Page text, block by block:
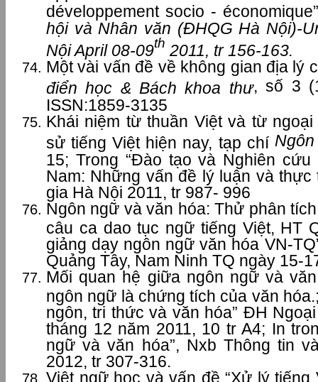
développement socio -
hội và Nhân văn (ĐHQG Hà Nội)-
Nội April 08-09th 2011, tr 156-163.
Một vài vấn đề về không gian địa lý
điển học & Bách khoa thư, số 3
ISSN:1859-3135
Khái niệm từ thuần Việt và từ
sử tiếng Việt hiện nay, tạp chí
15; Trong “Đào tạo và Nghiên
Nam: Những vấn đề lý luận và thực
gia Hà Nội 2011, tr 987- 996
Ngôn ngữ và văn hóa: Thử phân
câu ca dao tục ngữ tiếng Việt, HT
giảng dạy ngôn ngữ văn hóa VN-
Quảng Tây, Nam Ninh TQ ngày 15-
Mối quan hệ giữa ngôn ngữ và
ngôn ngữ là chứng tích của văn
ngôn, tri thức và văn hóa” ĐH
tháng 12 năm 2011, 10 tr A4; In
ngữ và văn hóa”, Nxb Thông tin
2012, tr 307-316.
Việt ngữ học và vấn đề “Xử lý tiếng